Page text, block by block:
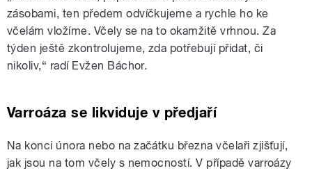
zásobami, ten předem odvíčkujeme a rychle ho ke
včelám vložíme. Včely se na to okamžitě vrhnou. Za
týden ještě zkontrolujeme, zda potřebují přidat, či
nikoliv,“ radí Evžen Báchor.
Varroáza se likviduje v předjaří
Na konci února nebo na začátku března včelaři zjišťují,
jak jsou na tom včely s nemocností. V případě varroázy